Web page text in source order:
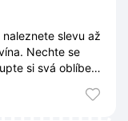
slevu až
Nechte se
si svá oblíbená